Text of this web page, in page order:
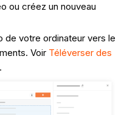
ou créez un nouveau
de votre ordinateur vers le
Voir Téléverser des
.